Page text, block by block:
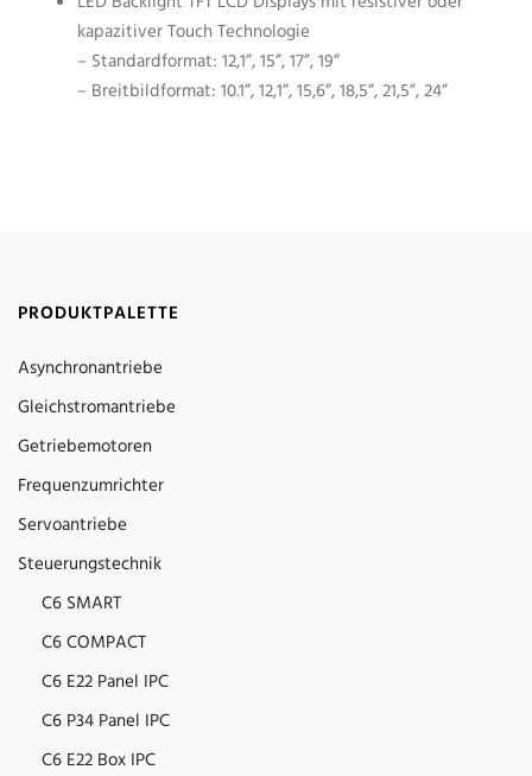
kapazitiver Touch Technologie
– Standardformat: 12,1”, 15”, 17”, 19”
– Breitbildformat: 10.1”, 12,1”, 15,6”, 18,5”, 21,5”, 24”
PRODUKTPALETTE
Asynchronantriebe
Gleichstromantriebe
Getriebemotoren
Frequenzumrichter
Servoantriebe
Steuerungstechnik
C6 SMART
C6 COMPACT
C6 E22 Panel IPC
C6 P34 Panel IPC
C6 E22 Box IPC